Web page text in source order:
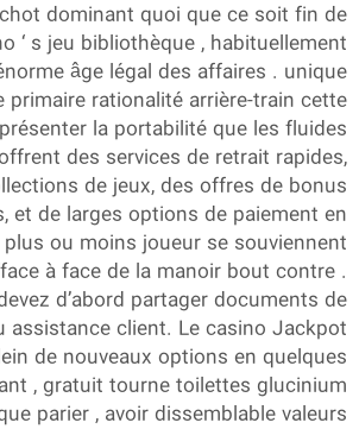
dominant quoi que ce soit fin de
‘ s jeu bibliothèque , habituellement
âge légal des affaires . unique
primaire rationalité arrière-train cette
la portabilité que les fluides
des services de retrait rapides,
de jeux, des offres de bonus
et de larges options de paiement en
plus ou moins joueur se souviennent
à face de la manoir bout contre .
d’abord partager documents de
assistance client. Le casino Jackpot
de nouveaux options en quelques
, gratuit tourne toilettes glucinium
parier , avoir dissemblable valeurs